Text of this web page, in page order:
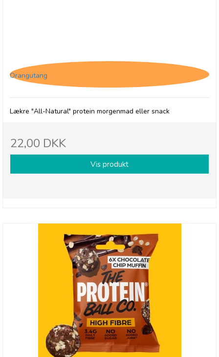
Orangutang
Lækre "All-Natural" protein morgenmad eller snack
22,00 DKK
Vis produkt